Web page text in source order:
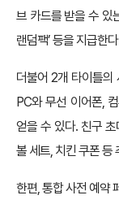
브 카드를 받을 수 있
랜덤팩’ 등을 지급한
더불어 2개 타이틀의
PC와 무선 이어폰,
얻을 수 있다. 친구
볼 세트, 치킨 쿠폰 등
한편, 통합 사전 예약